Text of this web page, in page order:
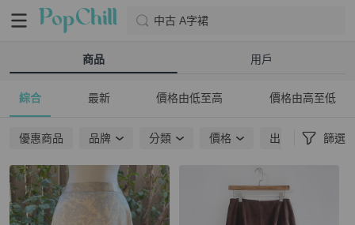
中古 A字裙
商品 用戶
綜合 最新 價格由低至高 價格由高至低
優惠商品 品牌 分類 價格 出貨地點 篩選